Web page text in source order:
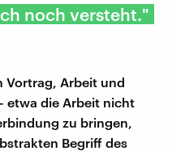
noch versteht."
Vortrag, Arbeit und
etwa die Arbeit nicht
zu bringen,
Begriff des